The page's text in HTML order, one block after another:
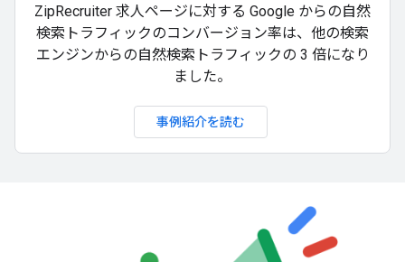
ZipRecruiter 求人ページに対する Google からの自然
検索トラフィックのコンバージョン率は、他の検索
エンジンからの自然検索トラフィックの 3 倍になり
ました。
事例紹介を読む